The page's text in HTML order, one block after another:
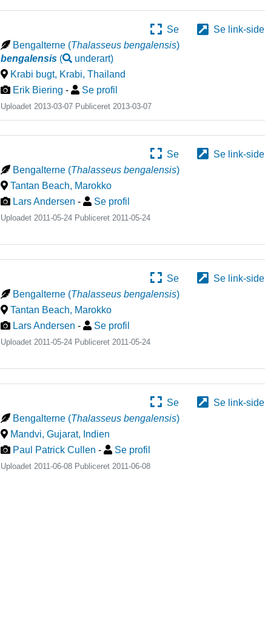
Se
Se link-side
Bengalterne (Thalasseus bengalensis)
bengalensis ( underart)
Krabi bugt, Krabi,Thailand
Erik Biering - Se profil
Uploadet 2013-03-07 Publiceret2013-03-07
Se
Se link-side
Bengalterne (Thalasseus bengalensis)
Tantan Beach, Marokko
Lars Andersen - Se profil
Uploadet 2011-05-24 Publiceret 2011-05-24
Se
Se link-side
Bengalterne (Thalasseus bengalensis)
Tantan Beach, Marokko
Lars Andersen - Se profil
Uploadet 2011-05-24 Publiceret 2011-05-24
Se
Se link-side
Bengalterne (Thalasseus bengalensis)
Mandvi, Gujarat, Indien
Paul Patrick Cullen- Se profil
Uploadet 2011-06-08 Publiceret 2011-06-08